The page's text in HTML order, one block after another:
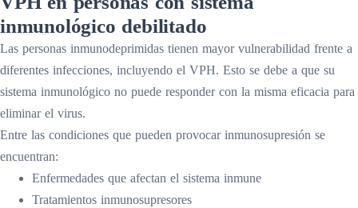
inmunológico debilitado
Las personas inmunodeprimidas tienen mayor vulnerabilidad frente a
diferentes infecciones, incluyendo el VPH. Esto se debe a que su
sistema inmunológico no puede responder con la misma eficacia para
eliminar el virus.
Entre las condiciones que pueden provocar inmunosupresión se
encuentran:
Enfermedades que afectan el sistema inmune
Tratamientos inmunosupresores